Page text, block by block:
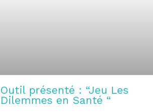
Outil présenté : “Jeu Les
Dilemmes en Santé “